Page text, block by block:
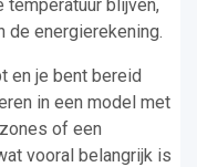
blijven,
de energierekening.
en je bent bereid
in een model met
of een
vooral belangrijk is